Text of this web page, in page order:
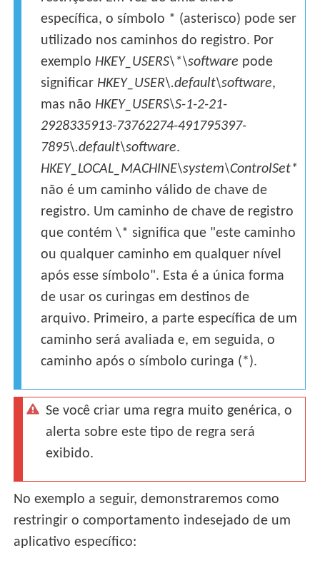
específica, o símbolo * (asterisco) pode ser
utilizado nos caminhos do registro. Por
exemplo HKEY_USERS\*\software pode
significar HKEY_USER\.default\software,
mas não HKEY_USERS\S-1-2-21-
2928335913-73762274-491795397-
7895\.default\software.
HKEY_LOCAL_MACHINE\system\ControlSet*
não é um caminho válido de chave de
registro. Um caminho de chave de registro
que contém \* significa que "este caminho
ou qualquer caminho em qualquer nível
após esse símbolo". Esta é a única forma
de usar os curingas em destinos de
arquivo. Primeiro, a parte específica de um
caminho será avaliada e, em seguida, o
caminho após o símbolo curinga (*).
Se você criar uma regra muito genérica, o
alerta sobre este tipo de regra será
exibido.
No exemplo a seguir, demonstraremos como
restringir o comportamento indesejado de um
aplicativo específico: